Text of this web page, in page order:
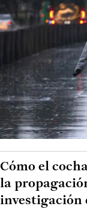
Cómo el
la
investigación